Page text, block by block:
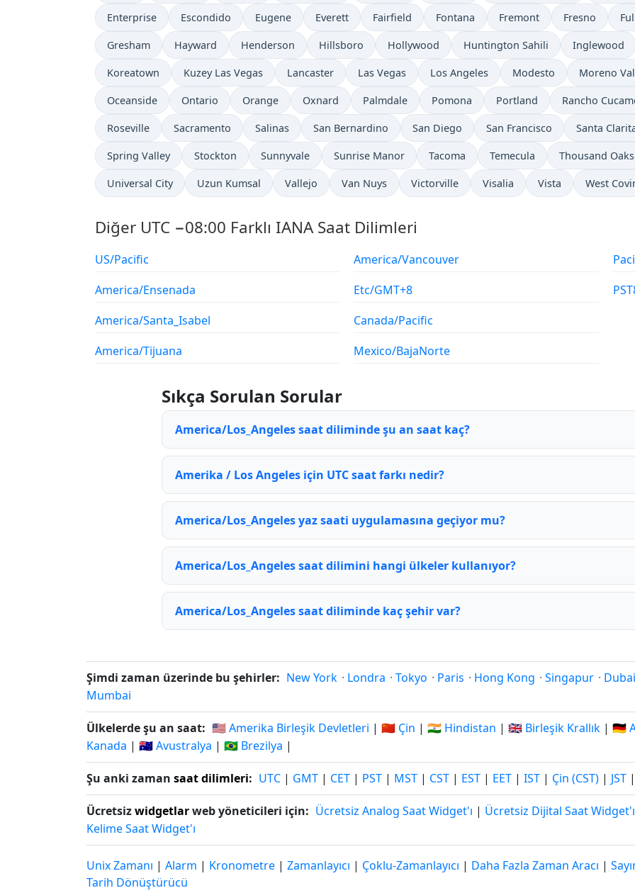
Enterprise Escondido Eugene Everett Fairfield Fontana Fremont Fresno
Gresham Hayward Henderson Hillsboro Hollywood Huntington Sahili Inglewood
Koreatown Kuzey Las Vegas Lancaster Las Vegas Los Angeles Modesto Moreno
Oceanside Ontario Orange Oxnard Palmdale Pomona Portland Rancho
Roseville Sacramento Salinas San Bernardino San Diego San Francisco Santa
Spring Valley Stockton Sunnyvale Sunrise Manor Tacoma Temecula Thousand Oaks
Universal City Uzun Kumsal Vallejo Van Nuys Victorville Visalia Vista West
Diğer UTC −08:00 Farklı IANA Saat Dilimleri
US/Pacific
America/Ensenada
America/Santa_Isabel
America/Tijuana
America/Vancouver
Etc/GMT+8
Canada/Pacific
Mexico/BajaNorte
Sıkça Sorulan Sorular
America/Los_Angeles saat diliminde şu an saat kaç?
Amerika / Los Angeles için UTC saat farkı nedir?
America/Los_Angeles yaz saati uygulamasına geçiyor mu?
America/Los_Angeles saat dilimini hangi ülkeler kullanıyor?
America/Los_Angeles saat diliminde kaç şehir var?
Şimdi zaman üzerinde bu şehirler: New York · Londra · Tokyo · Paris · Hong Kong · Singapur · Dubai
Mumbai
Ülkelerde şu an saat: 🇺🇸 Amerika Birleşik Devletleri | 🇨🇳 Çin | 🇮🇳 Hindistan | 🇬🇧 Birleşik Krallık | 🇩🇪
Kanada | 🇦🇺 Avustralya | 🇧🇷 Brezilya |
Şu anki zaman saat dilimleri: UTC | GMT | CET | PST | MST | CST | EST | EET | IST | Çin (CST) | JST |
Ücretsizwidgetlarweb yöneticileri için: Ücretsiz Analog Saat Widget'ı | Ücretsiz Dijital Saat Widget'ı
Kelime Saat Widget'ı
Unix Zamanı | Alarm | Kronometre | Zamanlayıcı | Çoklu-Zamanlayıcı | Daha Fazla Zaman Aracı |
Tarih Dönüştürücü